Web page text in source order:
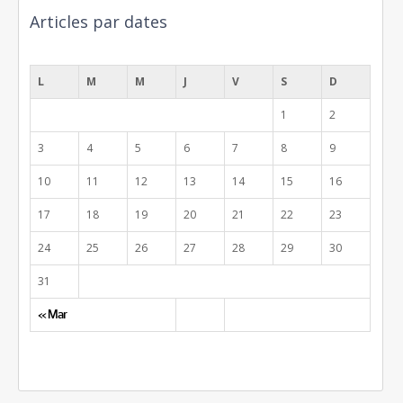
Articles par dates
L M M J V S D
« Mar
1 2
3 4 5 6 7 8 9
10 11 12 13 14 15 16
17 18 19 20 21 22 23
24 25 26 27 28 29 30
31